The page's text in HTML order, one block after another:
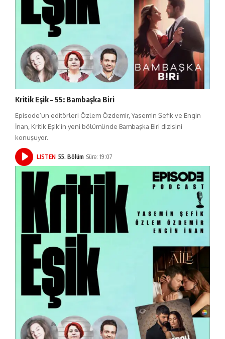
Kritik Eşik – 55: Bambaşka Biri
Episode’un editörleri Özlem Özdemir, Yasemin Şefik ve Engin
İnan, Kritik Eşik'in yeni bölümünde Bambaşka Biri dizisini
konuşuyor.
LISTEN 55. Bölüm Süre: 19:07